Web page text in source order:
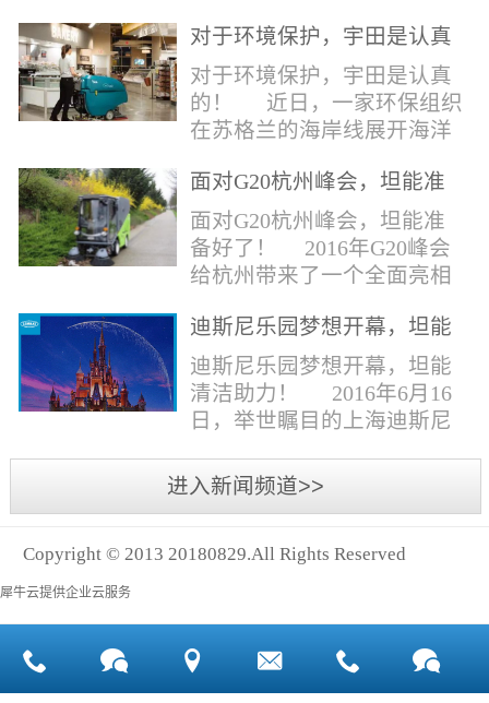
含有极少量的方解石，表面
能看出具有矿物颗粒的结晶
体，硬度比大理石硬，硬度
在6.5左右。维护比大理石容
染，花岗石的种类根据石英,
同。清洁公司花岗石晶面处
理技术方案有如下要点：
一、清洁设备、工具石材翻
新机、石材晶面处理机、吸
水吸尘器、吹风机、花岗
石...
对于环境保护，宇田是认真
的！
对于环境保护，宇田是认真
的！ 近日，一家环保组织
在苏格兰的海岸线展开海洋
洋塑料垃圾对英国海洋生物
所带来的影响。他们发现至
少有30个海滩存在塑料污染
的情况。 该组织发动当地
动中，希望以此提高公众对
理想中，大海...
面对G20杭州峰会，坦能准
备好了！
面对G20杭州峰会，坦能准
备好了！ 2016年G20峰会
给杭州带来了一个全面亮相
球国际组织和世界人民检阅
的一次大考。多国元首齐聚
杭州，在欣赏美丽西湖景色
的同事，第一印象就是杭州
览城是本次峰会举办的核心
区域，主要囊括了奥体中
心、国际博览中心、超高层
双塔酒店和地铁上盖物业，
迪斯尼乐园梦想开幕，坦能
清洁助力！
迪斯尼乐园梦想开幕，坦能
清洁助力！ 2016年6月16
日，举世瞩目的上海迪斯尼
奇想花园、探险岛、宝藏
湾、明日世界和梦幻世界，
开神秘面纱。根据迪斯尼官
球接待人数最多的迪斯尼乐
园！ 位于浦东新区川...
进入新闻频道>>
Copyright © 2013 20180829.All Rights Reserved
犀牛云提供企业云服务